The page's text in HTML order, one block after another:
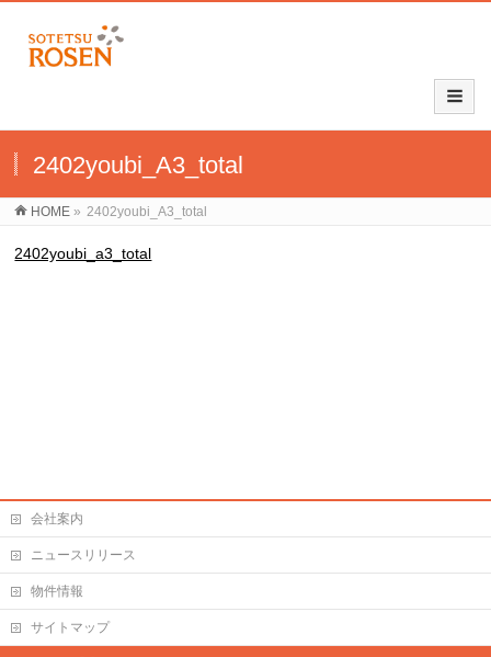
2402youbi_A3_total
HOME » 2402youbi_A3_total
2402youbi_a3_total
会社案内
ニュースリリース
物件情報
サイトマップ